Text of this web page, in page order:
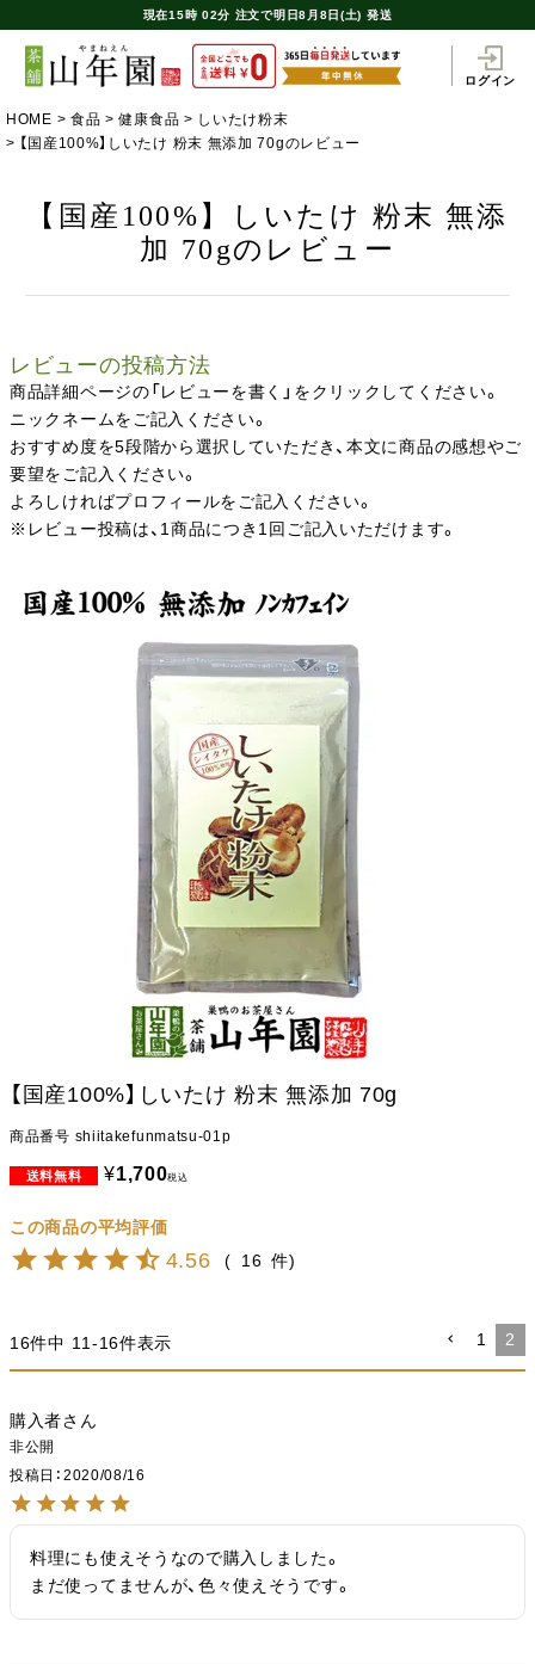
現在15時 02分 注文で明日8月8日(土) 発送
ログイン
HOME 食品 健康食品
しいたけ粉末
【国産100%】しいたけ 粉末 無添加 70gのレビュー
【国産100%】しいたけ 粉末 無添
加 70gのレビュー
レビューの投稿方法
商品詳細ページの「レビューを書く」をクリックしてください。
ニックネームをご記入ください。
おすすめ度を5段階から選択していただき、本文に商品の感想やご
要望をご記入ください。
よろしければプロフィールをご記入ください。
※レビュー投稿は、1商品につき1回ご記入いただけます。
【国産100%】しいたけ 粉末 無添加 70g
商品番号 shiitakefunmatsu-01p
¥1,700税込
4.56 16
16件中 11 -16件表示 1 2
購入者
非公開
投稿日
2020/08/16
料理にも使えそうなので購入しました。
まだ使ってませんが、色々使えそうです。